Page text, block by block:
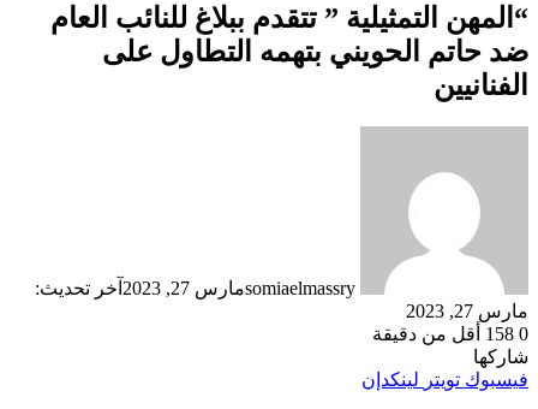
“المهن التمثيلية ” تتقدم ببلاغ للنائب العام
ضد حاتم الحويني بتهمه التطاول على
الفنانيين
somiaelmassryمارس 27, 2023
آخر تحديث:
مارس 27, 2023
0
أقل من دقيقة
شاركها
فيسبوك تويتر لينكدإن